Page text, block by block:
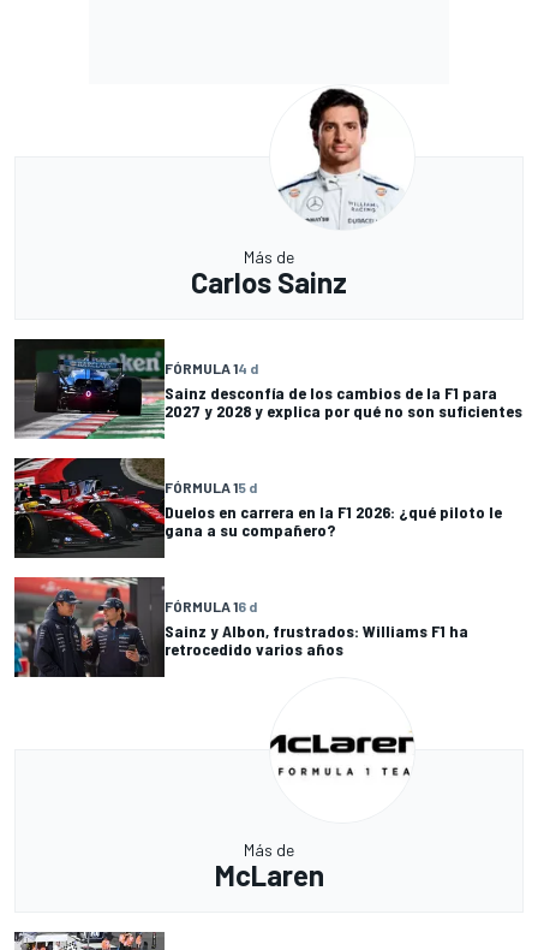
Más de
Carlos Sainz
FÓRMULA 14 d
Sainz desconfía de los cambios de la F1 para
2027 y 2028 y explica por qué no son suficientes
FÓRMULA 15 d
Duelos en carrera en la F1 2026: ¿qué piloto le
gana a su compañero?
FÓRMULA 16 d
Sainz y Albon, frustrados: Williams F1 ha
retrocedido varios años
Más de
McLaren